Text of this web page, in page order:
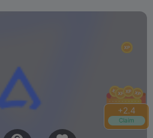
+2.4
Claim